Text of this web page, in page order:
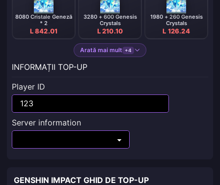
8080 Cristale Geneză
* 2
L 842.01
3280 + 600 Genesis
Crystals
L 210.10
1980 + 260 Genesis
Crystals
L 126.24
Arată mai mult +4
INFORMAȚII TOP-UP
Player ID
Server information
GENSHIN IMPACT GHID DE TOP-UP